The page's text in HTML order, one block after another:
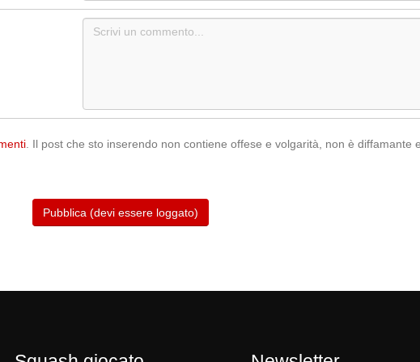
. Il post che sto inserendo non contiene offese e volgarità, non è diffamante